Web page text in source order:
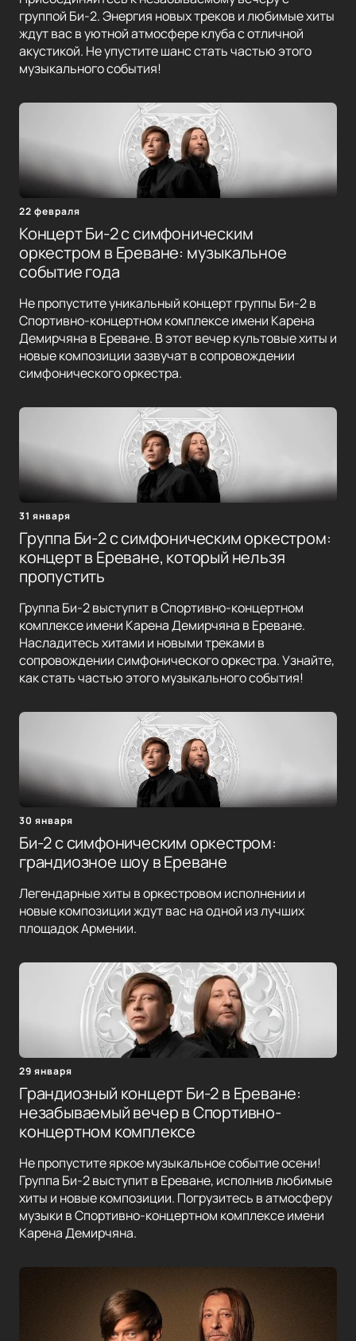
группой Би-2. Энергия новых треков и любимые хиты
ждут вас в уютной атмосфере клуба с отличной
акустикой. Не упустите шанс стать частью этого
музыкального события!
22 февраля
Концерт Би-2 с симфоническим
оркестром в Ереване: музыкальное
событие года
Не пропустите уникальный концерт группы Би-2 в
Спортивно-концертном комплексе имени Карена
Демирчяна в Ереване. В этот вечер культовые хиты и
новые композиции зазвучат в сопровождении
симфонического оркестра.
31 января
Группа Би-2 с симфоническим оркестром:
концерт в Ереване, который нельзя
пропустить
Группа Би-2 выступит в Спортивно-концертном
комплексе имени Карена Демирчяна в Ереване.
Насладитесь хитами и новыми треками в
сопровождении симфонического оркестра. Узнайте,
как стать частью этого музыкального события!
30 января
Би-2 с симфоническим оркестром:
грандиозное шоу в Ереване
Легендарные хиты в оркестровом исполнении и
новые композиции ждут вас на одной из лучших
площадок Армении.
29 января
Грандиозный концерт Би-2 в Ереване:
незабываемый вечер в Спортивно-
концертном комплексе
Не пропустите яркое музыкальное событие осени!
Группа Би-2 выступит в Ереване, исполнив любимые
хиты и новые композиции. Погрузитесь в атмосферу
музыки в Спортивно-концертном комплексе имени
Карена Демирчяна.